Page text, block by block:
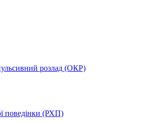
розлад (ОКР)
поведінки (РХП)